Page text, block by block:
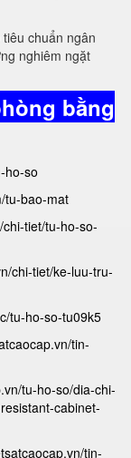
chuẩn ngân
nghiêm ngặt
bằng
ho-so
tu-bao-mat
tiet/tu-ho-so-
chi-tiet/ke-luu-tru-
tu-ho-so-tu09k5
tin-
tu-ho-so/dia-chi-
cabinet-
tin-